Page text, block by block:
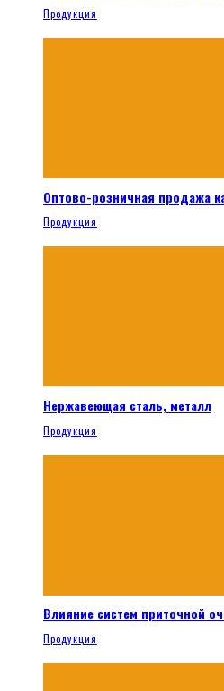
Продукция
Оптово-розничная продажа
Продукция
Нержавеющая сталь, металл
Продукция
Влияние систем приточной
Продукция